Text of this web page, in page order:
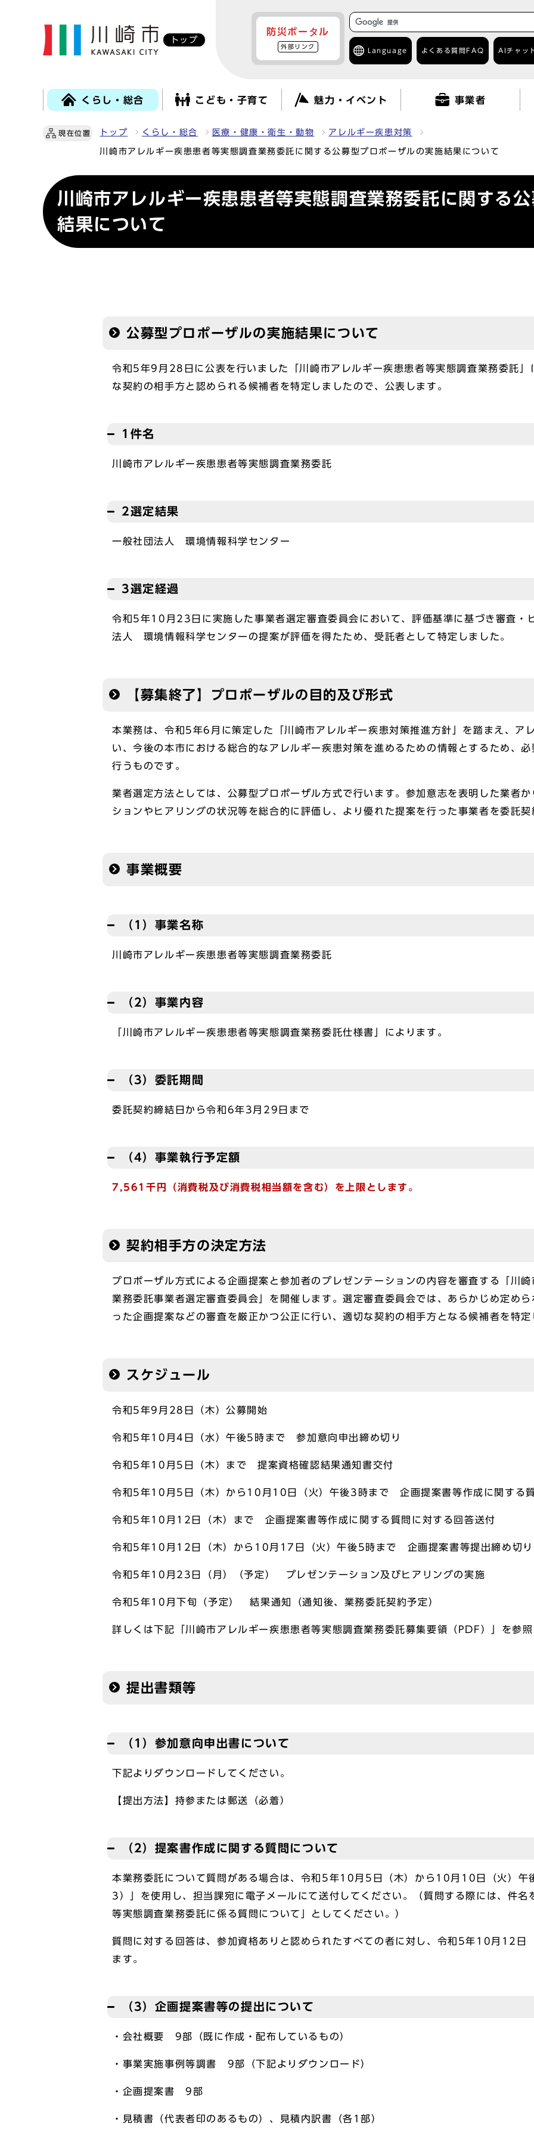
トップ
防災ポータル
外部リンク
Language よくある質問 FAQ AIチャッ
くらし・総合 こども・子育て 魅力・イベント 事業者
現在位置 トップ くらし・総合 医療・健康・衛生・動物 アレルギー疾患対策
川崎市アレルギー疾患患者等実態調査業務委託に関する公募型プロポーザルの実施結果について
川崎市アレルギー疾患患者等実態調査業務委託に関する
結果について
公募型プロポーザルの実施結果について
令和5年9月28日に公表を行いました「川崎市アレルギー疾患患者等実態調査業務委託」
な契約の相手方と認められる候補者を特定しましたので、公表します。
1件名
川崎市アレルギー疾患患者等実態調査業務委託
2選定結果
一般社団法人 環境情報科学センター
3選定経過
令和5年10月23日に実施した事業者選定審査委員会において、評価基準に基づき審査・
法人 環境情報科学センターの提案が評価を得たため、受託者として特定しました。
【募集終了】プロポーザルの目的及び形式
本業務は、令和5年6月に策定した「川崎市アレルギー疾患対策推進方針」を踏まえ、ア
い、今後の本市における総合的なアレルギー疾患対策を進めるための情報とするため、
行うものです。
業者選定方法としては、公募型プロポーザル方式で行います。参加意志を表明した業者
ションやヒアリングの状況等を総合的に評価し、より優れた提案を行った事業者を委託
事業概要
（1）事業名称
川崎市アレルギー疾患患者等実態調査業務委託
（2）事業内容
「川崎市アレルギー疾患患者等実態調査業務委託仕様書」によります。
（3）委託期間
委託契約締結日から令和6年3月29日まで
（4）事業執行予定額
7,561千円（消費税及び消費税相当額を含む） を上限とします。
契約相手方の決定方法
プロポーザル方式による企画提案と参加者のプレゼンテーションの内容を審査する「川
業務委託事業者選定審査委員会」を開催します。選定審査委員会では、あらかじめ定め
った企画提案などの審査を厳正かつ公正に行い、適切な契約の相手方となる候補者を特
スケジュール
令和5年9月28日（木）公募開始
令和5年10月4日（水）午後5時まで 参加意向申出締め切り
令和5年10月5日（木）まで 提案資格確認結果通知書交付
令和5年10月5日（木）から10月10日（火）午後3時まで 企画提案書等作成に関する
令和5年10月12日（木）まで 企画提案書等作成に関する質問に対する回答送付
令和5年10月12日（木）から10月17日（火）午後5時まで 企画提案書等提出締め切り
令和5年10月23日（月）（予定） プレゼンテーション及びヒアリングの実施
令和5年10月下旬（予定） 結果通知（通知後、業務委託契約予定）
詳しくは下記「川崎市アレルギー疾患患者等実態調査業務委託募集要領（PDF）」を参
提出書類等
（1）参加意向申出書について
下記よりダウンロードしてください。
【提出方法】持参または郵送（必着）
（2）提案書作成に関する質問について
本業務委託について質問がある場合は、令和5年10月5日（木）から10月10日（火）午
3）」を使用し、担当課宛に電子メールにて送付してください。（質問する際には、件名
等実態調査業務委託に係る質問について」としてください。）
質問に対する回答は、参加資格ありと認められたすべての者に対し、令和5年10月12日
ます。
（3）企画提案書等の提出について
・会社概要 9部（既に作成・配布しているもの）
・事業実施事例等調書 9部（下記よりダウンロード）
・企画提案書 9部
・見積書（代表者印のあるもの）、見積内訳書（各1部）